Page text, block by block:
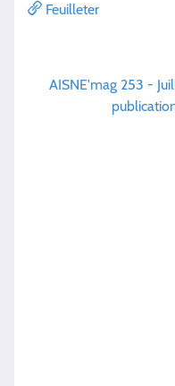
Feuilleter
AISNE'mag 253 -